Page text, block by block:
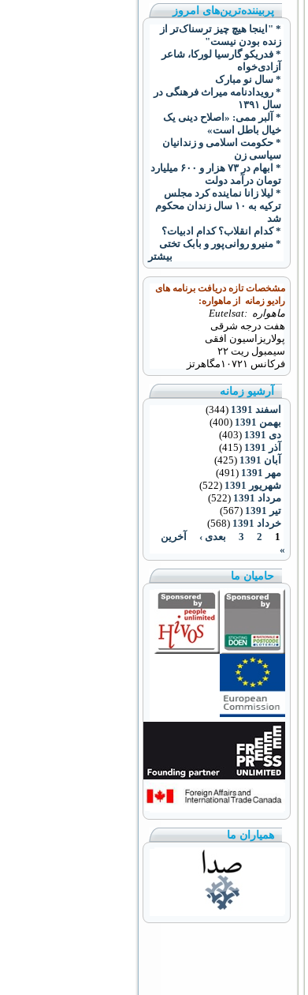
پربیننده‌ترین‌های امروز
* "اینجا هیچ چیز ترسناک‌تر از
زنده بودن نیست"
* فدریکو گارسیا لورکا، شاعر
آزادی‌خواه
* سال نو مبارک
* رویدادنامه میراث فرهنگی در
سال ۱۳۹۱
* آلبر ممی: «اصلاح دینی یک
خیال باطل است»
* حکومت اسلامی و زندانیان
سیاسی زن
* ابهام در ۷۳ هزار و ۶۰۰ ميليارد
تومان درآمد دولت
* ليلا زانا نماينده کرد مجلس
ترکيه به ۱۰ سال زندان محکوم
شد
* کدام انقلاب؟ کدام ادبیات؟
* منیرو روانى‌پور و بابک تختى
بیشتر
مشخصات تازه دریافت برنامه های
رادیو زمانه از ماهواره:
ماهواره :Eutelsat
هفت درجه شرقی
پولاریزاسیون افقی
سیمبول ریت ۲۲
فرکانس ۱۰۷۲۱ مگاهرتز
آرشیو زمانه
اسفند 1391
(344)
بهمن 1391
(400)
دی 1391
(403)
آذر 1391
(415)
آبان 1391
(425)
مهر 1391
(491)
شهریور 1391
(522)
مرداد 1391
(522)
تیر 1391
(567)
خرداد 1391
(568)
1
2
3 بعدی ›
آخرین
»
حامیان ما
همیاران ما